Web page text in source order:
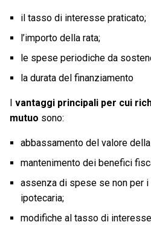
il tasso di interesse praticato;
l’importo della rata;
le spese periodiche da
la durata del finanziamento
vantaggi principali per cui
mutuo sono:
abbassamento del valore della
mantenimento dei benefici
assenza di spese se non per
ipotecaria;
modifiche al tasso di